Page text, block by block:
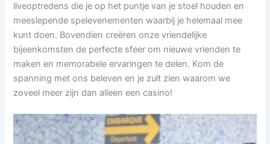
liveoptredens die je op het puntje van je stoel houden en
meeslepende spelevenementen waarbij je helemaal mee
kunt doen. Bovendien creëren onze vriendelijke
bijeenkomsten de perfecte sfeer om nieuwe vrienden te
maken en memorabele ervaringen te delen. Kom de
spanning met ons beleven en je zult zien waarom we
zoveel meer zijn dan alleen een casino!